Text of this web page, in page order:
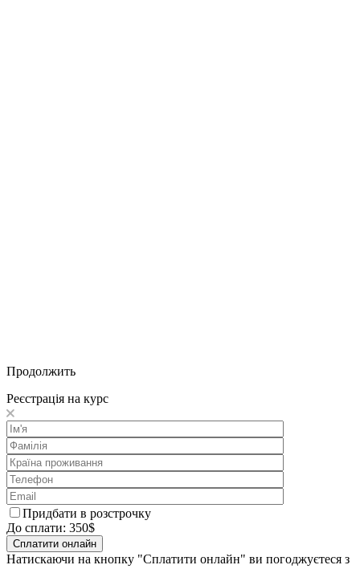
Продолжить
Реєстрація на курс
Придбати в розстрочку
До сплати: 350$
Натискаючи на кнопку "Сплатити онлайн" ви погоджуєтеся з